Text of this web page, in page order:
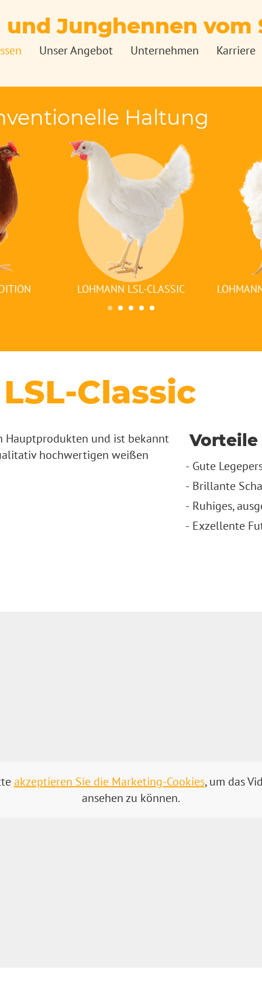
und Junghennen vom
Unser Angebot Unternehmen Karriere
Haltung
LOHMANN LSL-CLASSIC
Classic
Hauptprodukten und ist bekannt
hochwertigen weißen
Vorteile
Gute
Brillante
Ruhiges,
Exzellente
akzeptieren Sie die Marketing-Cookies, um das
ansehen zu können.